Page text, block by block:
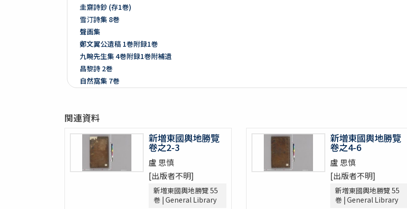
圭齋詩鈔 (存1巻)
雪汀詩集 8巻
聲画集
鄭文翼公遺稿 1巻附録1巻
九畹先生集 4巻附録1巻附補遺
昌黎詩 2巻
自然窩集 7巻
晩香堂遺稿 4巻
恭默堂金先生文集 2巻附録1巻
龍飛御天歌
大東詩選 12巻
漢陰先生文稿 12巻
李忠武公全書 14巻首1巻
関連資料
新増東國輿地勝覽
卷之2-3
盧 思慎
[出版者不明]
新増東國輿地勝覽 55
巻 | General Library
新増東國輿地勝覽
卷之4-6
盧 思慎
[出版者不明]
新増東國輿地勝覽 55
巻 | General Library